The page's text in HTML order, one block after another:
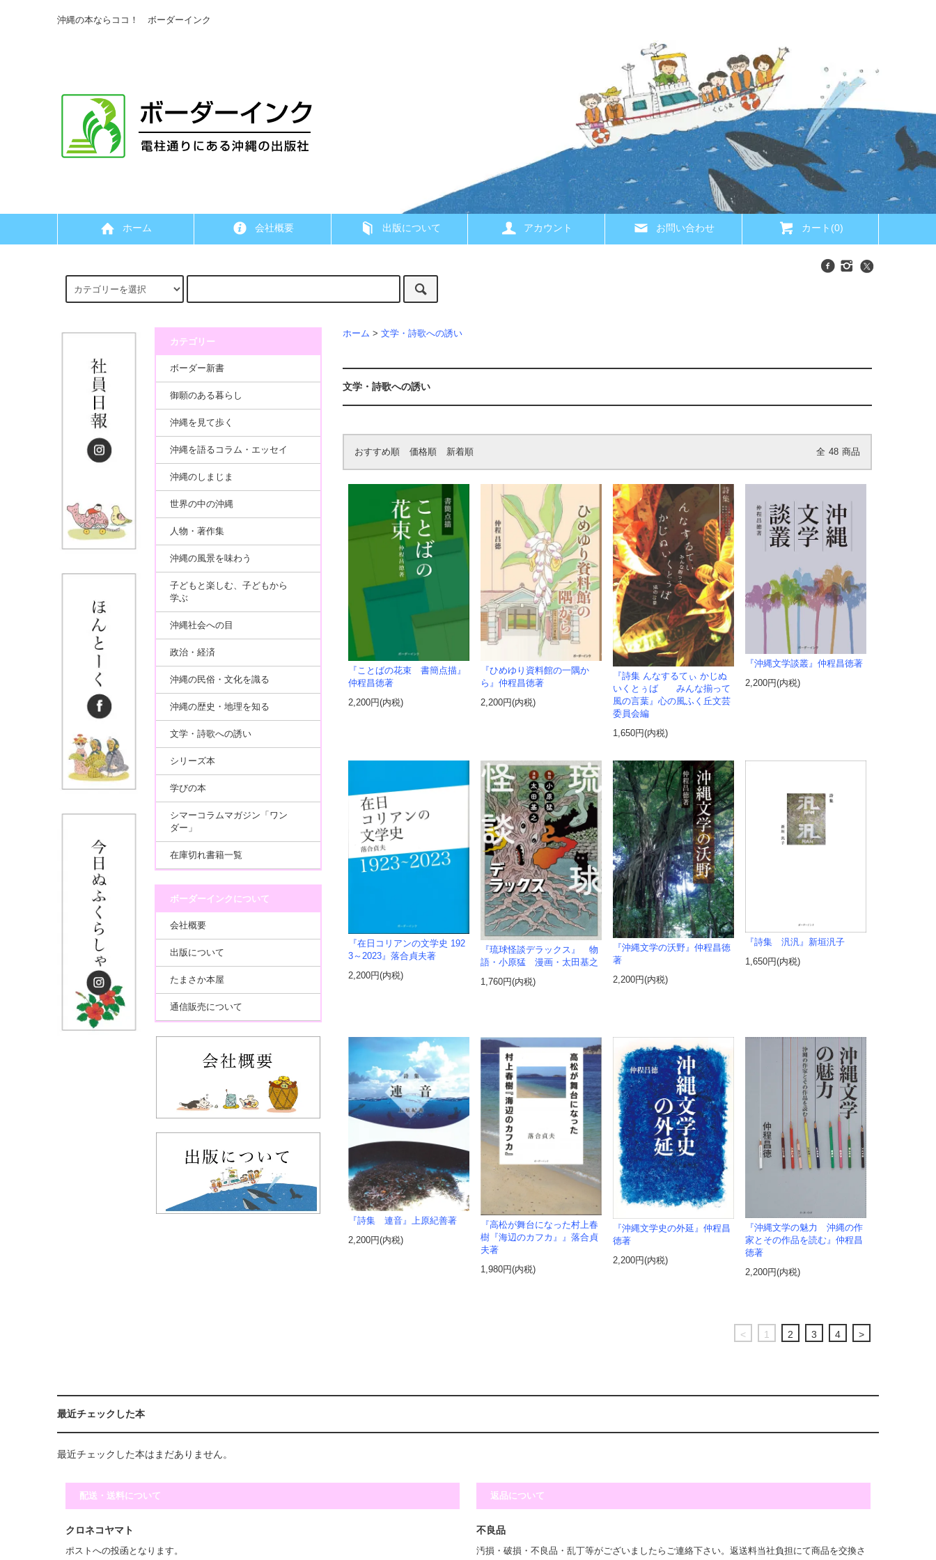
沖縄の本ならココ！ ボーダーインク
ホーム 会社概要 出版について アカウント お問い合わせ カート(0)
ホーム > 文学・詩歌への誘い
文学・詩歌への誘い
おすすめ順 価格順 新着順 全 48 商品
『ことばの花束 書簡点描』
仲程昌徳著
2,200円(内税)
『ひめゆり資料館の一隅か
ら』仲程昌徳著
2,200円(内税)
『詩集 んなするてぃ かじぬ
いくとぅば みんな揃って
風の言葉』心の風ふく丘文芸
委員会編
1,650円(内税)
『沖縄文学談叢』仲程昌徳著
2,200円(内税)
『在日コリアンの文学史 192
3～2023』落合貞夫著
2,200円(内税)
『琉球怪談デラックス』 物
語・小原猛 漫画・太田基之
1,760円(内税)
『沖縄文学の沃野』仲程昌徳
著
2,200円(内税)
『詩集 汎汎』新垣汎子
1,650円(内税)
『詩集 連音』上原紀善著
2,200円(内税)
『高松が舞台になった村上春
樹『海辺のカフカ』』落合貞
夫著
1,980円(内税)
『沖縄文学史の外延』仲程昌
徳著
2,200円(内税)
『沖縄文学の魅力 沖縄の作
家とその作品を読む』仲程昌
徳著
2,200円(内税)
< 1 2 3 4 >
カテゴリー
ボーダー新書
御願のある暮らし
沖縄を見て歩く
沖縄を語るコラム・エッセイ
沖縄のしまじま
世界の中の沖縄
人物・著作集
沖縄の風景を味わう
子どもと楽しむ、子どもから
学ぶ
沖縄社会への目
政治・経済
沖縄の民俗・文化を識る
沖縄の歴史・地理を知る
文学・詩歌への誘い
シリーズ本
学びの本
シマーコラムマガジン「ワン
ダー」
在庫切れ書籍一覧
ボーダーインクについて
会社概要
出版について
たまさか本屋
通信販売について
最近チェックした本
最近チェックした本はまだありません。
配送・送料について
クロネコヤマト
ポストへの投函となります。
返品について
不良品
汚損・破損・不良品・乱丁等がございましたらご連絡下さい。返送料当社負担にて商品を交換さ